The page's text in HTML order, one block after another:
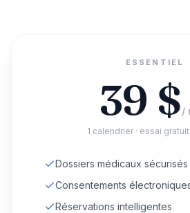
ESSENTIEL
39 $/
1 calendrier · essai
Dossiers médicaux sécurisés
Consentements
Réservations intelligentes